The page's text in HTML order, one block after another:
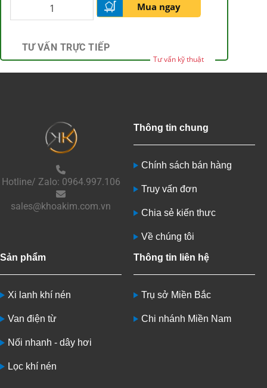
Mua ngay
TƯ VẤN TRỰC TIẾP
Tư vấn kỹ thuật
Hotline/ Zalo: 0964.997.106
sales@khoakim.com.vn
Thông tin chung
Chính sách bán hàng
Truy vấn đơn
Chia sẻ kiến thưc
Về chúng tôi
Sản phẩm
Xi lanh khí nén
Van điện từ
Nối nhanh - dây hơi
Lọc khí nén
Thông tin liên hệ
Trụ sở Miền Bắc
Chi nhánh Miền Nam